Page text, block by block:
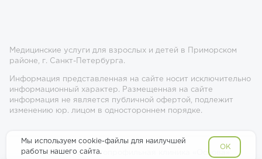
Медицинские услуги для взрослых и детей в Приморском
районе, г. Санкт-Петербурга.
Информация представленная на сайте носит исключительно
информационный характер. Размещенная на сайте
информация не является публичной офертой, подлежит
изменению юр. лицом в одностороннем порядке.
© 2017-2026 Многопрофильная клиника «Основа»
Мы используем cookie-файлы для наилучшей
работы нашего сайта.
OK